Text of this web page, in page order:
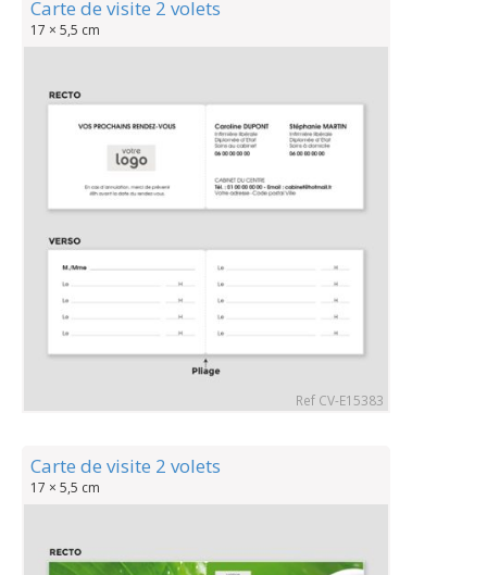
Carte de visite 2 volets
17 × 5,5 cm
Ref CV-E15383
Carte de visite 2 volets
17 × 5,5 cm